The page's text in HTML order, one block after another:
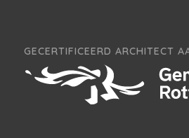
GECERTIFICEERD ARCHITECT